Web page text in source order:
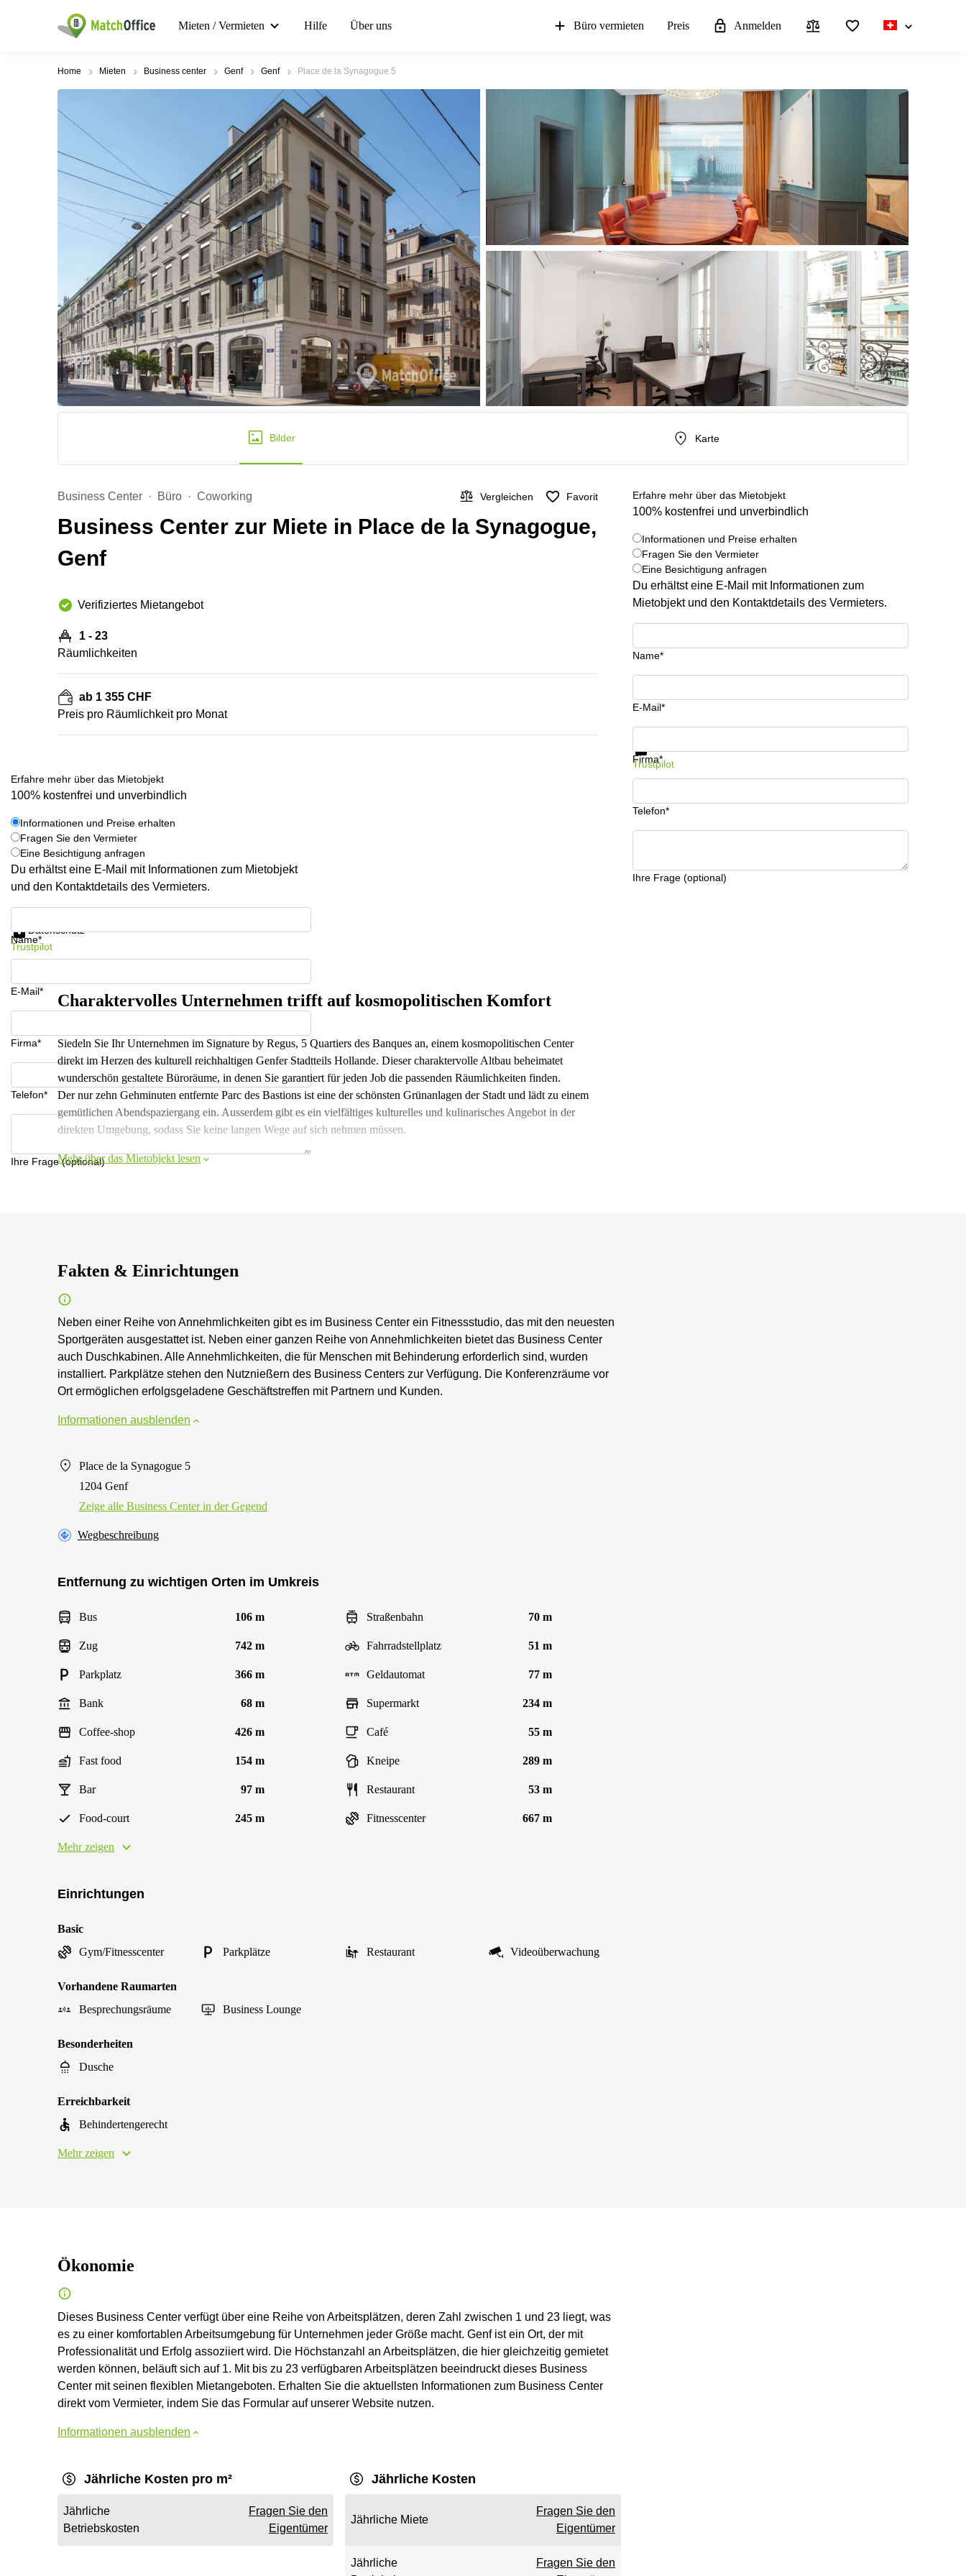
Mieten / Vermieten Hilfe Über uns Büro vermieten Preis Anmelden
Home Mieten Business center Genf Genf Place de la Synagogue 5
Bilder Karte
Business Center Büro Coworking Vergleichen Favorit
Business Center zur Miete in Place de la Synagogue,
Genf
Verifiziertes Mietangebot
1 - 23
Räumlichkeiten
ab 1 355 CHF
Preis pro Räumlichkeit pro Monat
Erfahre mehr über das Mietobjekt
100% kostenfrei und unverbindlich
Informationen und Preise erhalten
Fragen Sie den Vermieter
Eine Besichtigung anfragen
Du erhältst eine E-Mail mit Informationen zum
Mietobjekt und den Kontaktdetails des Vermieters.
Name*
E-Mail*
Firma*
Telefon*
Ihre Frage (optional)
Informationen und Preise erhalten
Trustpilot
Erfahre mehr über das Mietobjekt
100% kostenfrei und unverbindlich
Informationen und Preise erhalten
Fragen Sie den Vermieter
Eine Besichtigung anfragen
Du erhältst eine E-Mail mit Informationen zum Mietobjekt
und den Kontaktdetails des Vermieters.
Name*
E-Mail*
Firma*
Telefon*
Ihre Frage (optional)
Datenschutz
Trustpilot
Charaktervolles Unternehmen trifft auf kosmopolitischen Komfort
Siedeln Sie Ihr Unternehmen im Signature by Regus, 5 Quartiers des Banques an, einem kosmopolitischen Center
direkt im Herzen des kulturell reichhaltigen Genfer Stadtteils Hollande. Dieser charaktervolle Altbau beheimatet
wunderschön gestaltete Büroräume, in denen Sie garantiert für jeden Job die passenden Räumlichkeiten finden.
Der nur zehn Gehminuten entfernte Parc des Bastions ist eine der schönsten Grünanlagen der Stadt und lädt zu einem
gemütlichen Abendspaziergang ein. Ausserdem gibt es ein vielfältiges kulturelles und kulinarisches Angebot in der
direkten Umgebung, sodass Sie keine langen Wege auf sich nehmen müssen.
Mehr über das Mietobjekt lesen
Fakten & Einrichtungen
Neben einer Reihe von Annehmlichkeiten gibt es im Business Center ein Fitnessstudio, das mit den neuesten
Sportgeräten ausgestattet ist. Neben einer ganzen Reihe von Annehmlichkeiten bietet das Business Center
auch Duschkabinen. Alle Annehmlichkeiten, die für Menschen mit Behinderung erforderlich sind, wurden
installiert. Parkplätze stehen den Nutznießern des Business Centers zur Verfügung. Die Konferenzräume vor
Ort ermöglichen erfolgsgeladene Geschäftstreffen mit Partnern und Kunden.
Informationen ausblenden
Place de la Synagogue 5
1204 Genf
Zeige alle Business Center in der Gegend
Wegbeschreibung
Entfernung zu wichtigen Orten im Umkreis
Bus 106 m Straßenbahn 70 m
Zug 742 m Fahrradstellplatz 51 m
Parkplatz 366 m Geldautomat 77 m
Bank 68 m Supermarkt 234 m
Coffee-shop 426 m Café 55 m
Fast food 154 m Kneipe 289 m
Bar 97 m Restaurant 53 m
Food-court 245 m Fitnesscenter 667 m
Mehr zeigen
Einrichtungen
Basic
Gym/Fitnesscenter
Parkplätze Restaurant Videoüberwachung
Vorhandene Raumarten
Besprechungsräume
Business Lounge
Besonderheiten
Dusche
Erreichbarkeit
Behindertengerecht
Mehr zeigen
Ökonomie
Dieses Business Center verfügt über eine Reihe von Arbeitsplätzen, deren Zahl zwischen 1 und 23 liegt, was
es zu einer komfortablen Arbeitsumgebung für Unternehmen jeder Größe macht. Genf ist ein Ort, der mit
Professionalität und Erfolg assoziiert wird. Die Höchstanzahl an Arbeitsplätzen, die hier gleichzeitig gemietet
werden können, beläuft sich auf 1. Mit bis zu 23 verfügbaren Arbeitsplätzen beeindruckt dieses Business
Center mit seinen flexiblen Mietangeboten. Erhalten Sie die aktuellsten Informationen zum Business Center
direkt vom Vermieter, indem Sie das Formular auf unserer Website nutzen.
Informationen ausblenden
Jährliche Kosten pro m²
Jährliche
Betriebskosten
Fragen Sie den
Eigentümer
Jährliche Kosten
Jährliche Miete
Fragen Sie den
Eigentümer
Jährliche
Fragen Sie den